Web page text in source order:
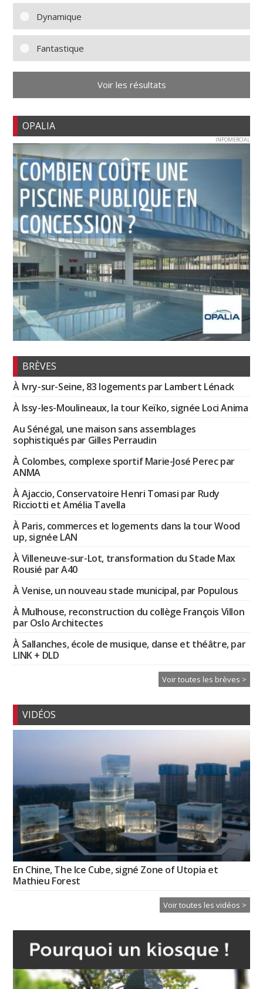
Dynamique
Fantastique
Voir les résultats
OPALIA
INFOMERCIAL
BRÈVES
À Ivry-sur-Seine, 83 logements par Lambert Lénack
À Issy-les-Moulineaux, la tour Keïko, signée Loci Anima
Au Sénégal, une maison sans assemblages
sophistiqués par Gilles Perraudin
À Colombes, complexe sportif Marie-José Perec par
ANMA
À Ajaccio, Conservatoire Henri Tomasi par Rudy
Ricciotti et Amélia Tavella
À Paris, commerces et logements dans la tour Wood
up, signée LAN
À Villeneuve-sur-Lot, transformation du Stade Max
Rousié par A40
À Venise, un nouveau stade municipal, par Populous
À Mulhouse, reconstruction du collège François Villon
par Oslo Architectes
À Sallanches, école de musique, danse et théâtre, par
LINK + DLD
Voir toutes les brèves >
VIDÉOS
En Chine, The Ice Cube, signé Zone of Utopia et
Mathieu Forest
Voir toutes les vidéos >